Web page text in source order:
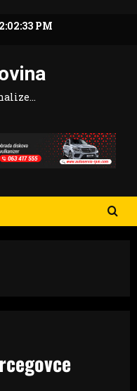
PM